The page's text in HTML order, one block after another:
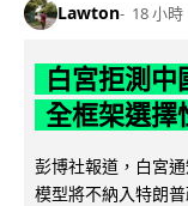
Lawton 18 小時
白宮拒測中
全框架選擇
彭博社報道，白宮
模型將不納入特朗